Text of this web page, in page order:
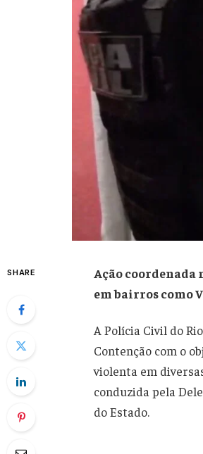
SHARE
Ação
em bairros como
A Polícia Civil do
Contenção com o
violenta em
conduzida pela
do Estado.